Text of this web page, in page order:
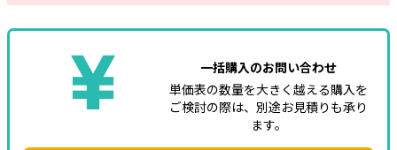
一括購入のお問い合わせ
単価表の数量を大きく越える購入を
ご検討の際は、別途お見積りも承り
ます。